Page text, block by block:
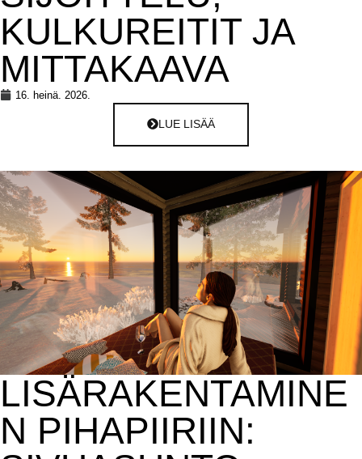
KULKUREITIT JA
MITTAKAAVA
16. heinä. 2026.
LUE LISÄÄ
LISÄRAKENTAMINE
N PIHAPIIRIIN: